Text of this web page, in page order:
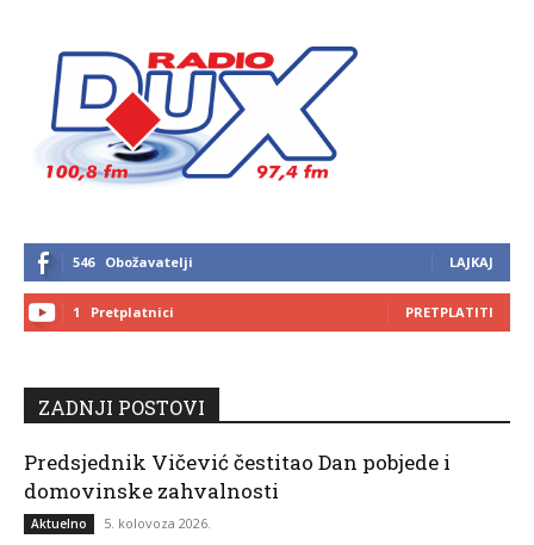
546 Obožavatelji LAJKAJ
1 Pretplatnici PRETPLATITI
ZADNJI POSTOVI
Predsjednik Vičević čestitao Dan pobjede i
domovinske zahvalnosti
Aktuelno 5. kolovoza 2026.